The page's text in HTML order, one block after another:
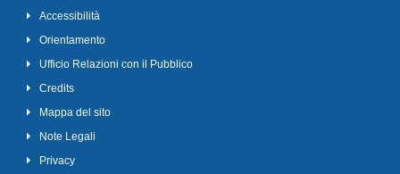
Accessibilità
Orientamento
Ufficio Relazioni con il Pubblico
Credits
Mappa del sito
Note Legali
Privacy